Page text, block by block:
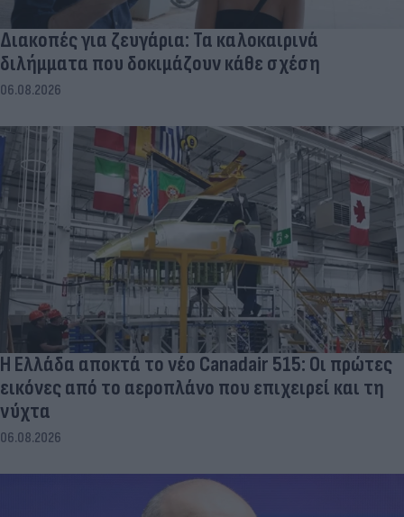
Διακοπές για ζευγάρια: Τα καλοκαιρινά
διλήμματα που δοκιμάζουν κάθε σχέση
06.08.2026
Η Ελλάδα αποκτά το νέο Canadair 515: Οι πρώτες
εικόνες από το αεροπλάνο που επιχειρεί και τη
νύχτα
06.08.2026